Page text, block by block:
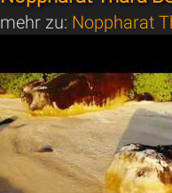
mehr zu: Noppharat